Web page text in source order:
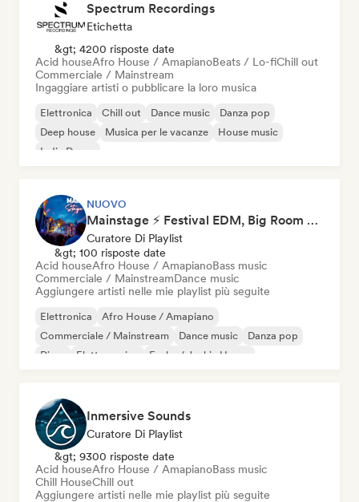
Spectrum Recordings
Etichetta
&gt; 4200 risposte date
Acid houseAfro House / AmapianoBeats / Lo-fiChill out
Commerciale / Mainstream
Ingaggiare artisti o pubblicare la loro musica
Elettronica Chill out Dance music
Danza pop
Deep house
Musica per le vacanze
House music
Indie Dance
NUOVO
Mainstage ⚡ Festival EDM, Big Room & House Anthems
Curatore Di Playlist
&gt; 100 risposte date
Acid houseAfro House / AmapianoBass music
Commerciale / MainstreamDance music
Aggiungere artisti nelle mie playlist più seguite
Elettronica
Afro House / Amapiano
Commerciale / Mainstream
Dance music
Danza pop
Disco
Elettro swing Funky / Jackin House
Inmersive Sounds
Curatore Di Playlist
&gt; 9300 risposte date
Acid houseAfro House / AmapianoBass music
Chill HouseChill out
Aggiungere artisti nelle mie playlist più seguite